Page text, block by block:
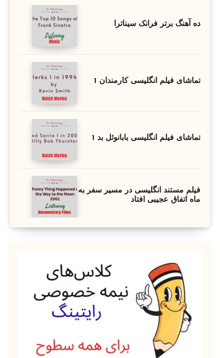
ده آهنگ برتر فرانک سیناترا
تماشای فیلم انگلیسی کارمندان 1
تماشای فیلم انگلیسی بابانوئل بد 1
فیلم مستند انگلیسی در مسیر سفر به
ماه اتفاق عجیبی افتاد